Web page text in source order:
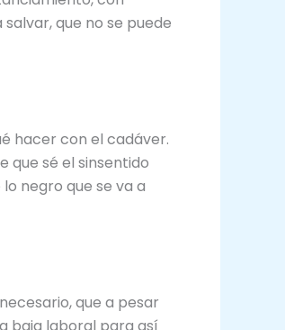
que no se puede
hacer con el cadáver.
que sé el sinsentido
negro que se va a
que a pesar